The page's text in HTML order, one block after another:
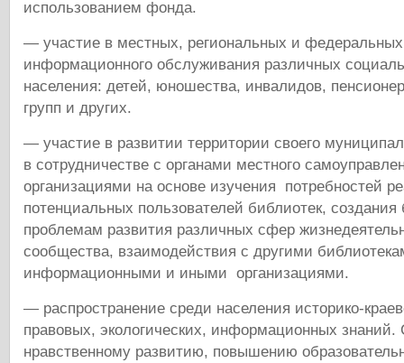
использованием фонда.
— участие в местных, региональных и
информационного обслуживания различных
населения: детей, юношества, инвалидов,
групп и других.
— участие в развитии территории своего
в сотрудничестве с органами местного
организациями на основе изучения потребностей
потенциальных пользователей библиотек,
проблемам развития различных сфер
сообщества, взаимодействия с другими
информационными и иными организациями.
— распространение среди населения историко-
правовых, экологических, информационных знаний.
нравственному развитию, повышению